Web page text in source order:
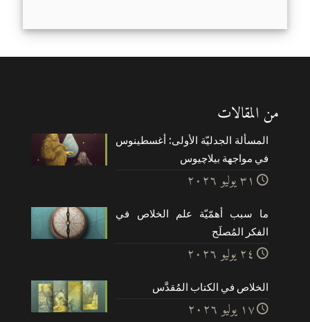
من المقالات
المسألة الجدليّة الأولى: أغسطينوس
في مواجهة بيلاچيوس
۳۱ يوليو ۲۰۲٦
ما سبب أهمّيّة علم الخلاص في
الفكر المُصلَح
۲٤ يوليو ۲۰۲٦
الخلاص في الكتاب المُقدَّس
۱۷ يوليو ۲۰۲٦